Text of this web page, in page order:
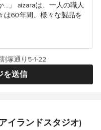
...」 aizaraは、一人の職人
は60年間、様々な製品を
を送信
塚通り5-1-22
イランドスタジオ)